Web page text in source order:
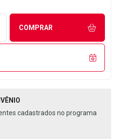
UMA UNIDADE
COMPRAR
cadastrados no programa